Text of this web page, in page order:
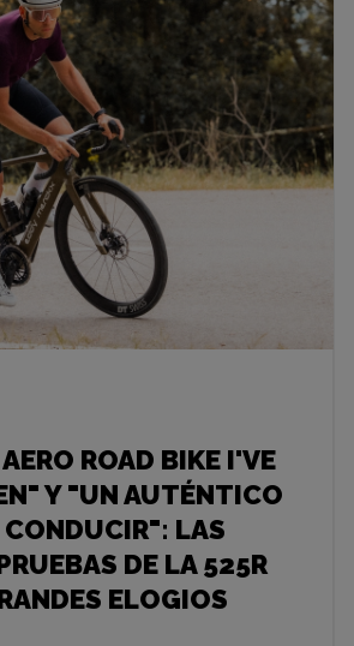
ROAD BIKE I'VE
Y "UN AUTÉNTICO
CONDUCIR": LAS
DE LA 525R
ELOGIOS